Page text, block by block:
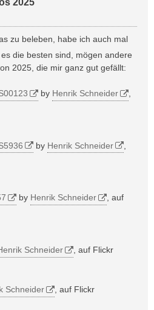
zu beleben, habe ich auch mal
die besten sind, mögen andere
2025, die mir ganz gut gefällt:
by Henrik Schneider
by Henrik Schneider
by Henrik Schneider
, auf
Schneider , auf Flickr
Schneider , auf Flickr